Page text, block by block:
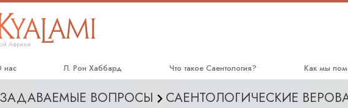
Африке
нас Л. Рон Хаббард Что такое Саентология?
Верования и практики
Как мы
Дорога к
ВОПРОСЫ САЕНТОЛОГИЧЕСКИЕ